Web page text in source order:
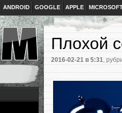
ANDROID GOOGLE APPLE
Плохой
2016-02-21 в 5:31,